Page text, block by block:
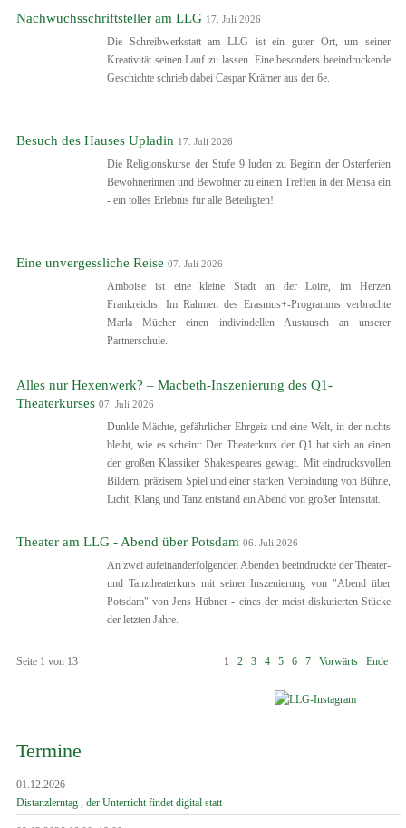
Nachwuchsschriftsteller am LLG 17. Juli 2026
Die Schreibwerkstatt am LLG ist ein guter Ort, um seiner
Kreativität seinen Lauf zu lassen. Eine besonders beeindruckende
Geschichte schrieb dabei Caspar Krämer aus der 6e.
Besuch des Hauses Upladin 17. Juli 2026
Die Religionskurse der Stufe 9 luden zu Beginn der Osterferien
Bewohnerinnen und Bewohner zu einem Treffen in der Mensa ein
- ein tolles Erlebnis für alle Beteiligten!
Eine unvergessliche Reise 07. Juli 2026
Amboise ist eine kleine Stadt an der Loire, im Herzen
Frankreichs. Im Rahmen des Erasmus+-Programms verbrachte
Marla Mücher einen indiviudellen Austausch an unserer
Partnerschule.
Alles nur Hexenwerk? – Macbeth-Inszenierung des Q1-
Theaterkurses 07. Juli 2026
Dunkle Mächte, gefährlicher Ehrgeiz und eine Welt, in der nichts
bleibt, wie es scheint: Der Theaterkurs der Q1 hat sich an einen
der großen Klassiker Shakespeares gewagt. Mit eindrucksvollen
Bildern, präzisem Spiel und einer starken Verbindung von Bühne,
Licht, Klang und Tanz entstand ein Abend von großer Intensität.
Theater am LLG - Abend über Potsdam 06. Juli 2026
An zwei aufeinanderfolgenden Abenden beeindruckte der Theater-
und Tanztheaterkurs mit seiner Inszenierung von "Abend über
Potsdam" von Jens Hübner - eines der meist diskutierten Stücke
der letzten Jahre.
Seite 1 von 13 1 2 3 4 5 6 7 Vorwärts Ende
Termine
01.12.2026
Distanzlerntag , der Unterricht findet digital statt